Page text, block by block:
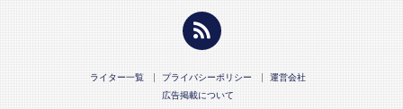
ライター一覧 プライバシーポリシー
運営会社
広告掲載について